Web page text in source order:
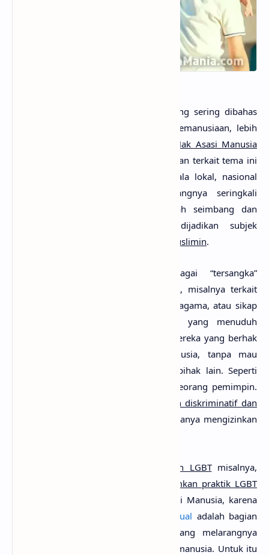
Salah satu isu kontemporer yang paling sering dibahas
masyarakat saat ini adalah masalah kemanusiaan, lebih
Hak Asasi Manusia
. Berbagai diskusi dan pemberitaan terkait tema ini
marak di mana-mana, baik dalam skala lokal, nasional
maupun internasional. Namun sayangnya seringkali
pembahasan yang dibawakan tidaklah seimbang dan
proporsional, terlebih jika yang dijadikan subjek
Islam dan kaum muslimin.
Seringkali Islam ditempatkan sebagai “tersangka”
tersebut, misalnya terkait
dengan isu hak wanita, kebebasan beragama, atau sikap
dalam berpolitik. Sementara mereka yang menuduh
seakan punya otoritas bahwa hanya mereka yang berhak
menafsirkan apa itu hak asasi manusia, tanpa mau
menghormati prinsip atau keyakinan pihak lain. Seperti
dalam kasus pilihan politik, memilih seorang pemimpin.
Islam dituduh diskriminatif dan
karena hanya mengizinkan
masalah LGBTmisalnya,
mengharamkan praktik LGBT
disikapi sebagai pelanggaran Hak Asasi Manusia, karena
orientasi seksual adalah bagian
dari hak asasi manusia, sehingga yang melarangnya
dianggap sebagai pelanggar hak asasi manusia. Untuk itu